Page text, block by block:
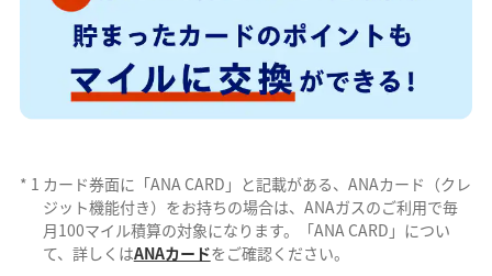
* 1 カード券面に「ANA CARD」と記載がある、ANAカード（クレ
ジット機能付き）をお持ちの場合は、ANAガスのご利用で毎
月100マイル積算の対象になります。「ANA CARD」につい
て、詳しくはANAカードをご確認ください。